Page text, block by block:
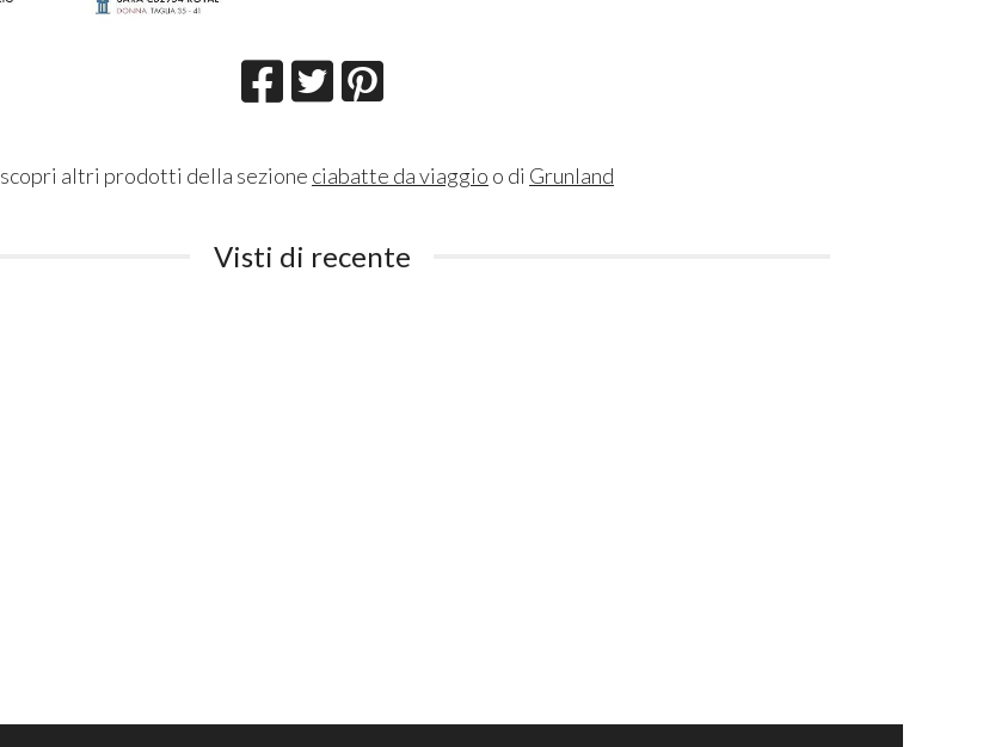
scopri altri prodotti della sezione ciabatte da viaggio o di Grunland
Visti di recente